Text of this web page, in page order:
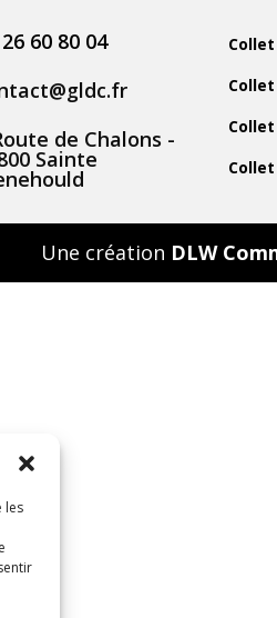
les
60 80 04
de Chalons -
Sainte
Une création DLW